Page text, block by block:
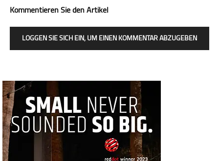
Kommentieren Sie den Artikel
LOGGEN SIE SICH EIN, UM EINEN KOMMENTAR ABZUGEBEN